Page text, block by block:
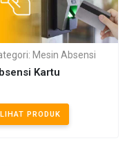
Mesin Absensi
Kartu
LIHAT PRODUK